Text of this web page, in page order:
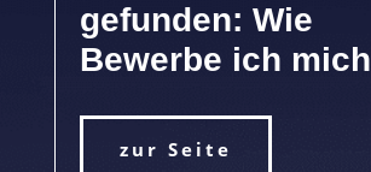
gefunden: Wie
Bewerbe ich mich
zur Seite